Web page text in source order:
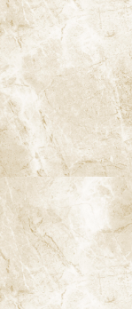
阿佐ヶ谷ことぶき歯
〒166-0004 東京都
阿佐ヶ谷の歯医者
央線(快速)「阿佐ケ
徒歩0分 / 東京メト